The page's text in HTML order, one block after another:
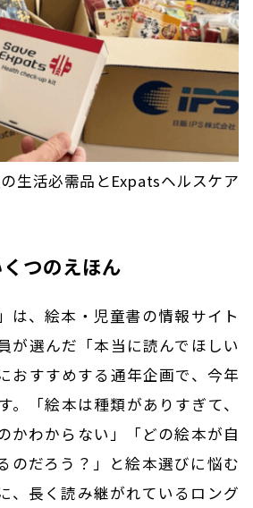
生活必需品とExpatsヘルスケア
つのえほん
は、絵本・児童書の情報サイト
が選んだ「本当に読んでほしい
おすすめする通年企画で、今年
。「絵本は種類がありすぎて、
かわからない」「どの絵本が自
のだろう？」と絵本選びに悩む
、長く読み継がれているロング